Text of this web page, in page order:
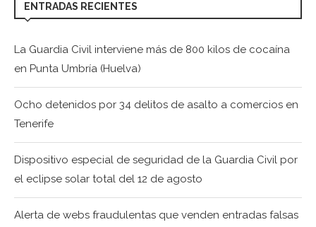
ENTRADAS RECIENTES
La Guardia Civil interviene más de 800 kilos de cocaína
en Punta Umbría (Huelva)
Ocho detenidos por 34 delitos de asalto a comercios en
Tenerife
Dispositivo especial de seguridad de la Guardia Civil por
el eclipse solar total del 12 de agosto
Alerta de webs fraudulentas que venden entradas falsas